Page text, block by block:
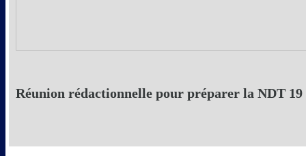
Réunion rédactionnelle pour préparer la NDT 19